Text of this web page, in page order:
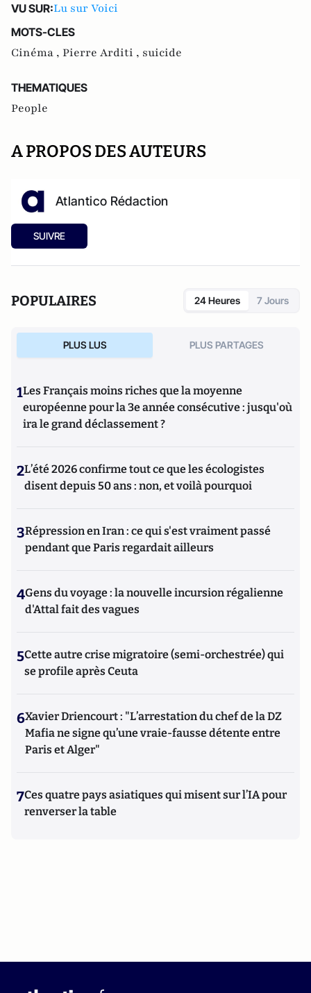
VU SUR:Lu sur Voici
MOTS-CLES
Cinéma , Pierre Arditi , suicide
THEMATIQUES
People
A PROPOS DES AUTEURS
Atlantico Rédaction
SUIVRE
POPULAIRES 24 Heures 7 Jours
PLUS LUS PLUS PARTAGES
1Les Français moins riches que la moyenne
européenne pour la 3e année consécutive : jusqu'où
ira le grand déclassement ?
2L’été 2026 confirme tout ce que les écologistes
disent depuis 50 ans : non, et voilà pourquoi
3Répression en Iran : ce qui s'est vraiment passé
pendant que Paris regardait ailleurs
4Gens du voyage : la nouvelle incursion régalienne
d'Attal fait des vagues
5Cette autre crise migratoire (semi-orchestrée) qui
se profile après Ceuta
6Xavier Driencourt : "L’arrestation du chef de la DZ
Mafia ne signe qu’une vraie-fausse détente entre
Paris et Alger"
7Ces quatre pays asiatiques qui misent sur l’IA pour
renverser la table